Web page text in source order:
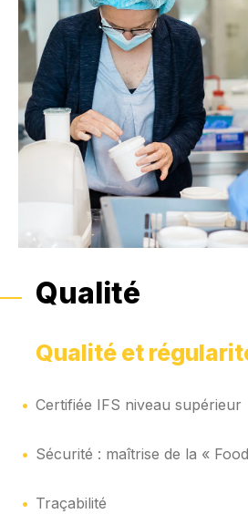
Qualité
Qualité et
Certifiée IFS niveau supérieur
Sécurité : maîtrise de la «
Traçabilité